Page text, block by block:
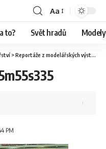
Aa
to? Svět hradů
>Reportáže z modelářských výstav
PM